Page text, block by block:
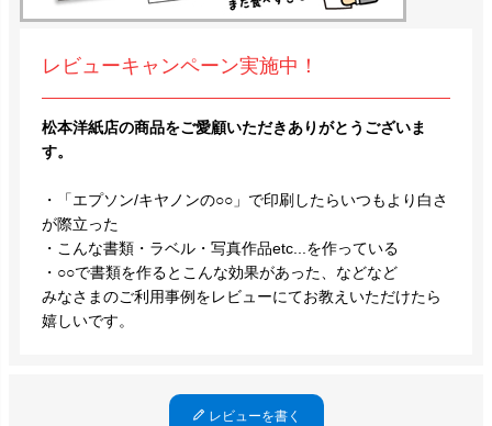
レビューキャンペーン実施中！
松本洋紙店の商品をご愛顧いただきありがとうございま
す。
・「エプソン/キヤノンの○○」で印刷したらいつもより白さ
が際立った
・こんな書類・ラベル・写真作品etc...を作っている
・○○で書類を作るとこんな効果があった、などなど
みなさまのご利用事例をレビューにてお教えいただけたら
嬉しいです。
レビューを書く